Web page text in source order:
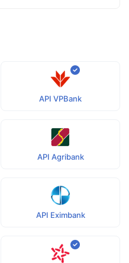
API VPBank
API Agribank
API Eximbank